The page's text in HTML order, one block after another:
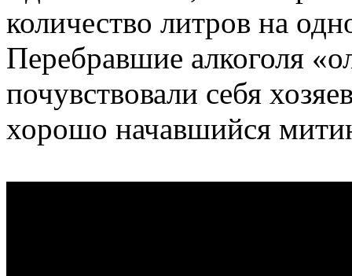
количество литров на
Перебравшие алкоголя
почувствовали себя
хорошо начавшийся